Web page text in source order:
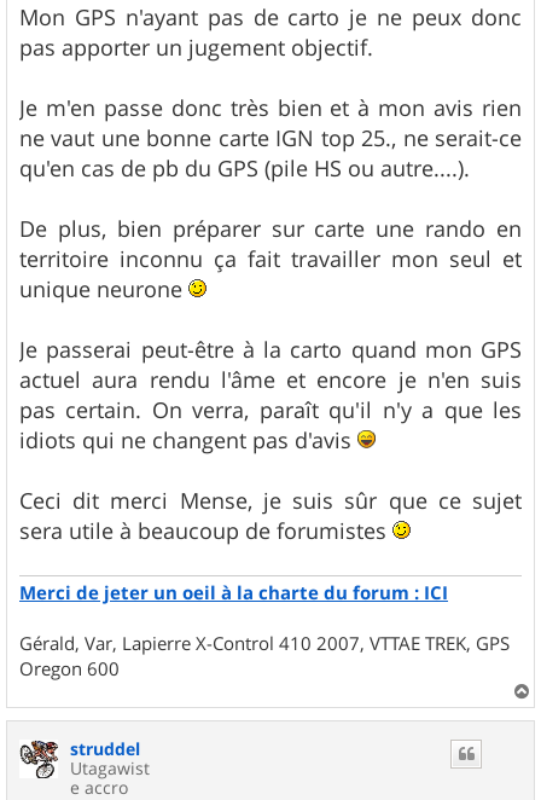
s
s
a
Mon GPS n'ayant pas de carto je ne peux donc
pas apporter un jugement objectif.
Je m'en passe donc très bien et à mon avis rien
ne vaut une bonne carte IGN top 25., ne serait-ce
qu'en cas de pb du GPS (pile HS ou autre....).
De plus, bien préparer sur carte une rando en
territoire inconnu ça fait travailler mon seul et
unique neurone
Je passerai peut-être à la carto quand mon GPS
actuel aura rendu l'âme et encore je n'en suis
pas certain. On verra, paraît qu'il n'y a que les
idiots qui ne changent pas d'avis
Ceci dit merci Mense, je suis sûr que ce sujet
sera utile à beaucoup de forumistes
Merci de jeter un oeil à la charte du forum : ICI
Gérald, Var, Lapierre X-Control 410 2007, VTTAE TREK, GPS
Oregon 600
a
struddel
Utagawist
e accro